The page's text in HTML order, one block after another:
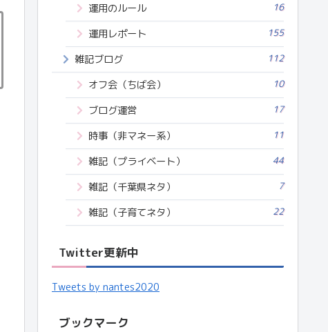
運用のルール 16
運用レポート 155
雑記ブログ 112
オフ会（ちば会） 10
ブログ運営 17
時事（非マネー系） 11
雑記（プライベート） 44
雑記（千葉県ネタ） 7
雑記（子育てネタ） 22
Twitter更新中
Tweets by nantes2020
ブックマーク